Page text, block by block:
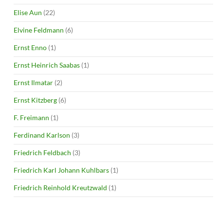
Elise Aun (22)
Elvine Feldmann (6)
Ernst Enno (1)
Ernst Heinrich Saabas (1)
Ernst Ilmatar (2)
Ernst Kitzberg (6)
F. Freimann (1)
Ferdinand Karlson (3)
Friedrich Feldbach (3)
Friedrich Karl Johann Kuhlbars (1)
Friedrich Reinhold Kreutzwald (1)